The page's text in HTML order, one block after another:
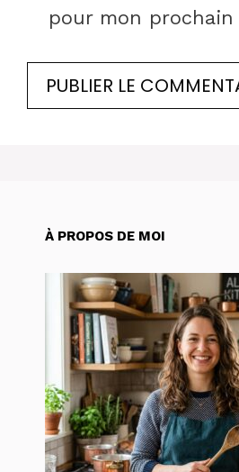
pour mon
À PROPOS DE MOI